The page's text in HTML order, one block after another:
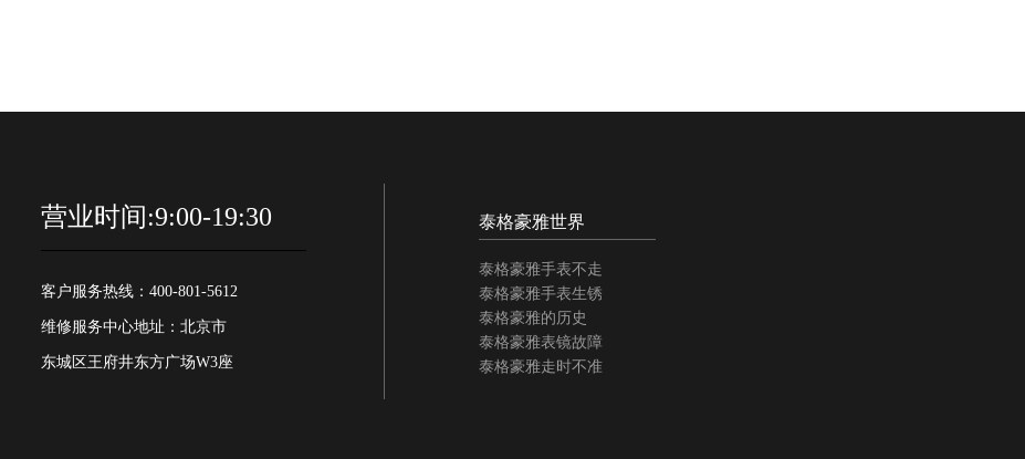
营业时间:9:00-19:30
客户服务热线：400-801-5612
维修服务中心地址：北京市
东城区王府井东方广场W3座
泰格豪雅世界
泰格豪雅手表不走
泰格豪雅手表生锈
泰格豪雅的历史
泰格豪雅表镜故障
泰格豪雅走时不准